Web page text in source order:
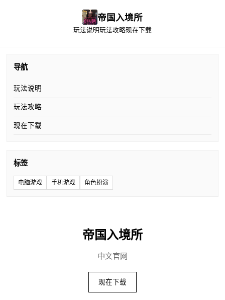
帝国入境所
玩法说明玩法攻略现在下载
导航
玩法说明
玩法攻略
现在下载
标签
电脑游戏 手机游戏 角色扮演
帝国入境所
中文官网
现在下载